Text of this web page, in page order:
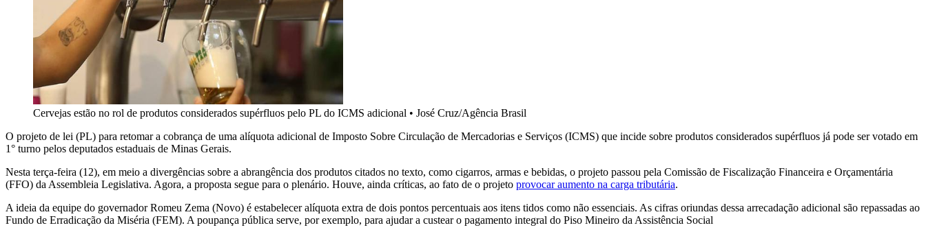
Cervejas estão no rol de produtos considerados supérfluos pelo PL do ICMS adicional • José Cruz/Agência Brasil
O projeto de lei (PL) para retomar a cobrança de uma alíquota adicional de Imposto Sobre Circulação de Mercadorias e Serviços (ICMS) que incide sobre produtos considerados supérfluos já pode ser votado em
1° turno pelos deputados estaduais de Minas Gerais.
Nesta terça-feira (12), em meio a divergências sobre a abrangência dos produtos citados no texto, como cigarros, armas e bebidas, o projeto passou pela Comissão de Fiscalização Financeira e Orçamentária
(FFO) da Assembleia Legislativa. Agora, a proposta segue para o plenário. Houve, ainda críticas, ao fato de o projeto provocar aumento na carga tributária.
A ideia da equipe do governador Romeu Zema (Novo) é estabelecer alíquota extra de dois pontos percentuais aos itens tidos como não essenciais. As cifras oriundas dessa arrecadação adicional são repassadas ao
Fundo de Erradicação da Miséria (FEM). A poupança pública serve, por exemplo, para ajudar a custear o pagamento integral do Piso Mineiro da Assistência Social